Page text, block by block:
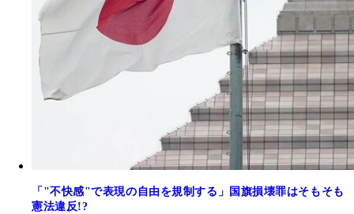
「"不快感"で表現の自由を規制する」国旗損壊罪はそもそも
憲法違反!?